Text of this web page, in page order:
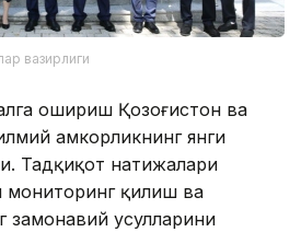
вазирлиги
ошириш Қозоғистон ва
ҳамкорликнинг янги
Тадқиқот натижалари
мониторинг қилиш ва
замонавий усулларини